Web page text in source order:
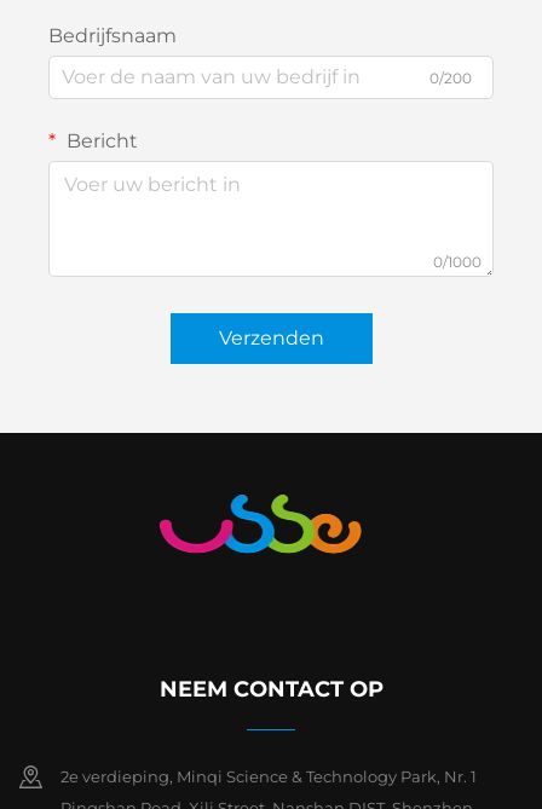
Bedrijfsnaam
0/200
Bericht
0/1000
Verzenden
NEEM CONTACT OP
2e verdieping, Minqi Science & Technology Park, Nr. 1